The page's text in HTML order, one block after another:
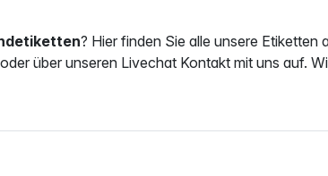
? Hier finden Sie alle unsere
über unseren Livechat Kontakt mit uns auf.